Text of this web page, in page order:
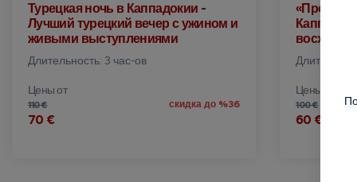
Турецкая ночь в Каппадокии -
Лучший турецкий вечер с ужином и
живыми выступлениями
Длительность: 3 час-ов
Цены от
110 €
70 €
скидка до %36
восходе
Цены от
100 €
60 €